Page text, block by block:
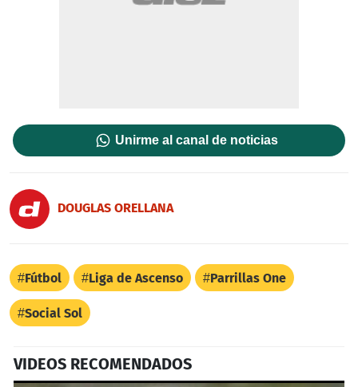
Unirme al canal de noticias
DOUGLAS ORELLANA
Fútbol Liga de Ascenso Parrillas One
Social Sol
VIDEOS RECOMENDADOS